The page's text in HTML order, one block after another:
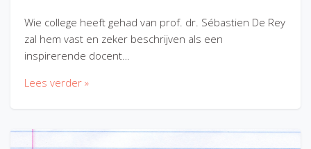
Wie college heeft gehad van prof. dr. Sébastien De Rey
zal hem vast en zeker beschrijven als een
inspirerende docent…
Lees verder »